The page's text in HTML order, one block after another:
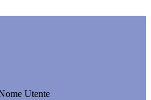
Utente